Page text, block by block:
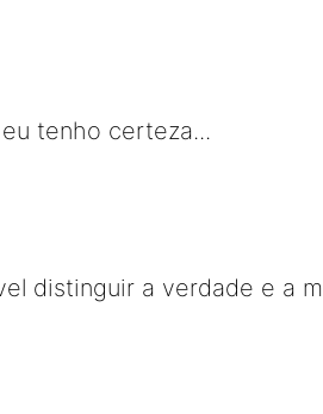
tenho certeza...
distinguir a verdade e a